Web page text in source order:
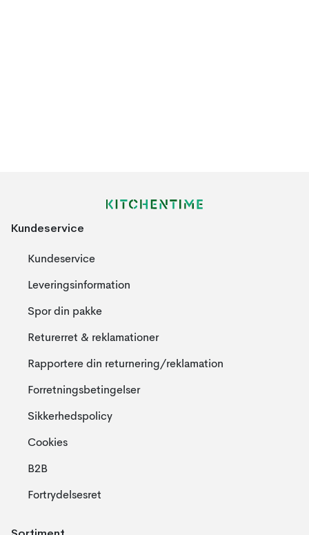
Kundeservice
Kundeservice
Leveringsinformation
Spor din pakke
Returerret & reklamationer
Rapportere din returnering/reklamation
Forretningsbetingelser
Sikkerhedspolicy
Cookies
B2B
Fortrydelsesret